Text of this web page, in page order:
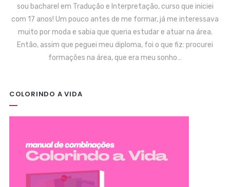
sou bacharel em Tradução e Interpretação, curso que iniciei
com 17 anos! Um pouco antes de me formar, já me interessava
muito por moda e sabia que queria estudar e atuar na área.
Então, assim que peguei meu diploma, foi o que fiz: procurei
formações na área, que era meu sonho…
COLORINDO A VIDA